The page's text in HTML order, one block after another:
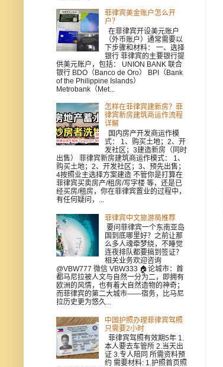
菲律宾美金账户怎么开
户？
在菲律宾开设美元账户
（外币账户）通常需要以
下步骤和材料： 一、选择
银行 菲律宾的主要银行提
供美元账户，包括： UNION BANK 联合
银行 BDO（Banco de Oro） BPI（Bank
of the Philippine Islands）
Metrobank（Met...
怎样在菲律宾建新房？菲
律宾新房建筑商运作流程
详解
国内房产开发商运作模
式： 1、购买土地；2、开
发社区；3建造新房（同时
出售） 菲律宾新房建筑商运作模式： 1、
购买土地；2、开发社区；3、预先出售；
4按照业主选择方案建造 不管你是打算在
菲律宾买卖房产/租房/写字楼 等，还是已
经买房/租房，你在菲律宾置业的过程中，
有任何疑问，...
菲律宾中文旅游局推荐
要问菲律宾一个东南亚岛
国到底哪里好？之前让那
么多人魂牵梦绕，不睡觉
连夜排队都要搞到签证？
相关业务欢迎咨询
@VBW777 微信 VBW333 🏠论城市：首
都马尼拉被人文与自然一分为二，即拥有
欧洲的风情，也有着大自然造物的神奇；
而菲律宾的第二大城市——宿务，比马尼
拉历史更为悠久...
中国护照办理菲律宾驾照
只需要2小时
菲律宾驾照有效期5年 1.
本人要去车管所 2.当天出
证 3.专人陪同 所需资料预
约 需要材料: 1.护照首页照